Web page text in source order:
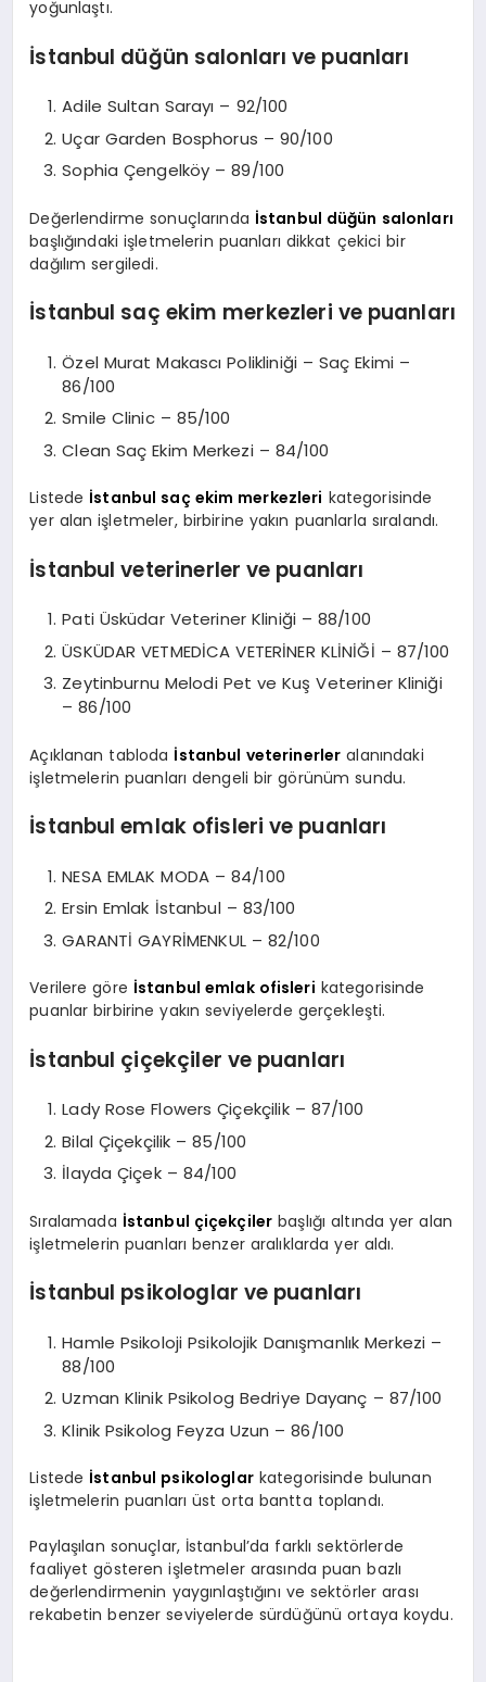
yoğunlaştı.
İstanbul düğün salonları ve puanları
Adile Sultan Sarayı – 92/100
Uçar Garden Bosphorus – 90/100
Sophia Çengelköy – 89/100
Değerlendirme sonuçlarında İstanbul düğün salonları
başlığındaki işletmelerin puanları dikkat çekici bir
dağılım sergiledi.
İstanbul saç ekim merkezleri ve puanları
Özel Murat Makascı Polikliniği – Saç Ekimi –
86/100
Smile Clinic – 85/100
Clean Saç Ekim Merkezi – 84/100
Listede İstanbul saç ekim merkezleri kategorisinde
yer alan işletmeler, birbirine yakın puanlarla sıralandı.
İstanbul veterinerler ve puanları
Pati Üsküdar Veteriner Kliniği – 88/100
ÜSKÜDAR VETMEDİCA VETERİNER KLİNİĞİ – 87/100
Zeytinburnu Melodi Pet ve Kuş Veteriner Kliniği
– 86/100
Açıklanan tabloda İstanbul veterinerler alanındaki
işletmelerin puanları dengeli bir görünüm sundu.
İstanbul emlak ofisleri ve puanları
NESA EMLAK MODA – 84/100
Ersin Emlak İstanbul – 83/100
GARANTİ GAYRİMENKUL – 82/100
Verilere göre İstanbul emlak ofisleri kategorisinde
puanlar birbirine yakın seviyelerde gerçekleşti.
İstanbul çiçekçiler ve puanları
Lady Rose Flowers Çiçekçilik – 87/100
Bilal Çiçekçilik – 85/100
İlayda Çiçek – 84/100
Sıralamada İstanbul çiçekçiler başlığı altında yer alan
işletmelerin puanları benzer aralıklarda yer aldı.
İstanbul psikologlar ve puanları
Hamle Psikoloji Psikolojik Danışmanlık Merkezi –
88/100
Uzman Klinik Psikolog Bedriye Dayanç – 87/100
Klinik Psikolog Feyza Uzun – 86/100
Listede İstanbul psikologlarkategorisinde bulunan
işletmelerin puanları üst orta bantta toplandı.
Paylaşılan sonuçlar, İstanbul’da farklı sektörlerde
faaliyet gösteren işletmeler arasında puan bazlı
değerlendirmenin yaygınlaştığını ve sektörler arası
rekabetin benzer seviyelerde sürdüğünü ortaya koydu.